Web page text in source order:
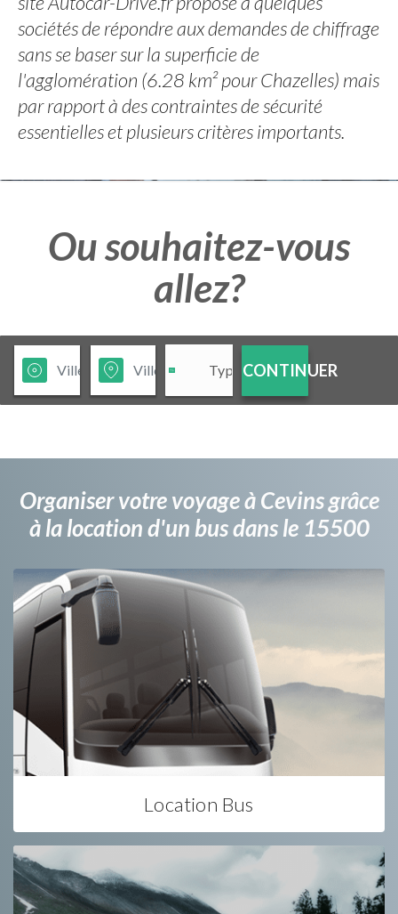
sociétés de répondre aux demandes de chiffrage
sans se baser sur la superficie de
l'agglomération (6.28 km² pour Chazelles) mais
par rapport à des contraintes de sécurité
essentielles et plusieurs critères importants.
Ou souhaitez-vous
allez?
CONTINUER
Organiser votre voyage à Cevins grâce
à la location d'un bus dans le 15500
Location Bus